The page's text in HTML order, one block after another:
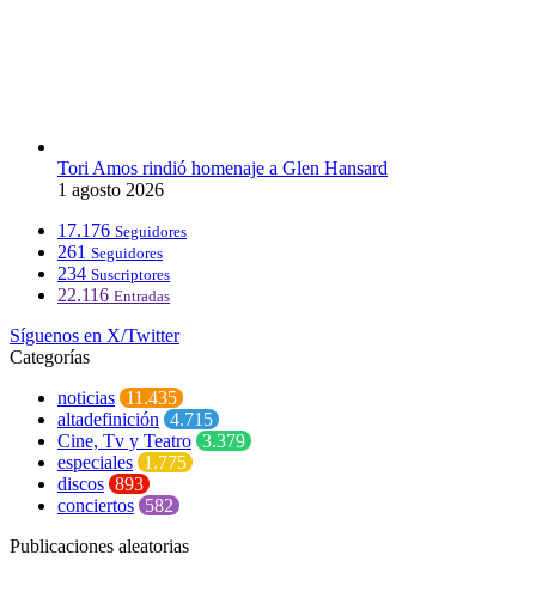
Tori Amos rindió homenaje a Glen Hansard
1 agosto 2026
17.176 Seguidores
261 Seguidores
234 Suscriptores
22.116 Entradas
Síguenos en X/Twitter
Categorías
noticias 11.435
altadefinición 4.715
Cine, Tv y Teatro 3.379
especiales 1.775
discos 893
conciertos 582
Publicaciones aleatorias